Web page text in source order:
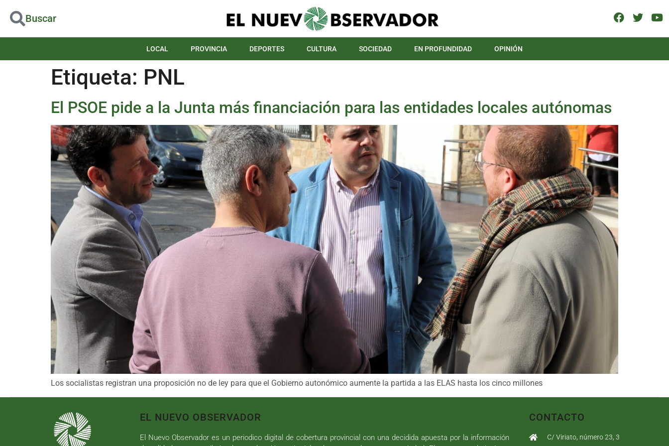
Buscar
LOCAL PROVINCIA DEPORTES CULTURA SOCIEDAD EN PROFUNDIDAD OPINIÓN
Etiqueta: PNL
El PSOE pide a la Junta más financiación para las entidades locales autónomas
Los socialistas registran una proposición no de ley para que el Gobierno autonómico aumente la partida a las ELAS hasta los cinco millones
EL NUEVO OBSERVADOR
El Nuevo Observador es un periodico digital de cobertura provincial con una decidida apuesta por la información
CONTACTO
C/ Viriato, número 23, 3